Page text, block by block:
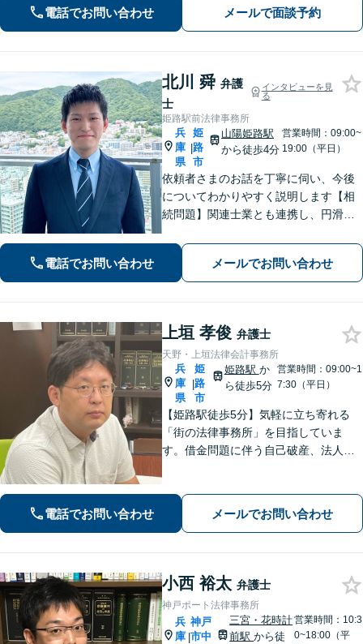
す。まずはお気軽にご相談ください。
電話でお問い合わせ メールで面談予約
北川 舜 弁護
士
インタビューを見
る
姫路駅前法律事務所
兵
庫
県
|
姫
路
市
山陽姫路駅
から徒歩4分
営業時間：09:00~
19:00（平日）
依頼者さまのお話を丁寧に伺い、今後
についてわかりやすく説明します【相
続問題】関連士業とも連携し、円滑な
の実績あり。迅速なアクションと適切
なアドバイスはお任せください【夜間
／休日相談可】
電話でお問い合わせ メールでお問い合わせ
上垣 孝俊 弁護士
天野・上垣法律会計事務所
兵
庫
県
|
姫
路
市
姫路駅 か
ら徒歩5分
営業時間：09:00~1
7:30（平日）
【姫路駅徒歩5分】気軽に立ち寄れる
「街の法律事務所」を目指していま
す。借金問題に伴う自己破産、法人破
しっかり耳を傾けサポートいたしま
す。【初回相談無料】【個室対応】
電話でお問い合わせ メールでお問い合わせ
小西 裕太 弁護士
神戸ポート法律事務所
兵
庫 |
神戸
市中
三宮・花時計
前駅から徒
営業時間：10:3
0~18:00（平